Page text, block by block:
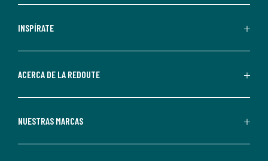
comerciales
personalizadas
parte
Redoute.
de
INSPÍRATE
ACERCA DE LA REDOUTE
NUESTRAS MARCAS